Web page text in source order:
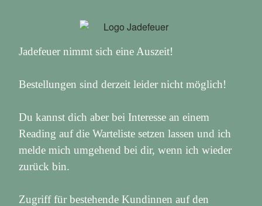
Jadefeuer nimmt sich eine Auszeit!
Bestellungen sind derzeit leider nicht möglich!
Du kannst dich aber bei Interesse an einem
Reading auf die Warteliste setzen lassen und ich
melde mich umgehend bei dir, wenn ich wieder
zurück bin.
Zugriff für bestehende Kundinnen auf den